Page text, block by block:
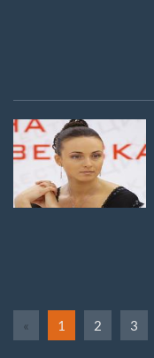
« 1 2 3